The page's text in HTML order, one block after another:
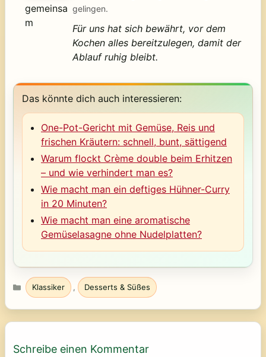
gelingen.
Für uns hat sich bewährt, vor dem
Kochen alles bereitzulegen, damit der
Ablauf ruhig bleibt.
Das könnte dich auch interessieren:
One-Pot-Gericht mit Gemüse, Reis und
frischen Kräutern: schnell, bunt, sättigend
Warum flockt Crème double beim Erhitzen
– und wie verhindert man es?
Wie macht man ein deftiges Hühner-Curry
in 20 Minuten?
Wie macht man eine aromatische
Gemüselasagne ohne Nudelplatten?
Kategorien
Klassiker , Desserts & Süßes
Schreibe einen Kommentar